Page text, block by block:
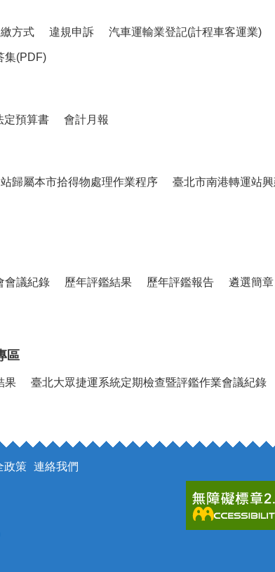
方式 違規申訴 汽車運輸業登記(計程車客運業)
集(PDF)
定預算書 會計月報
歸屬本市拾得物處理作業程序 臺北市南港轉運站
會議紀錄 歷年評鑑結果 歷年評鑑報告 遴選簡章
區
果 臺北大眾捷運系統定期檢查暨評鑑作業會議紀錄
政策 連絡我們